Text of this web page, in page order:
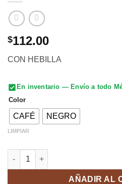
$112.00
CON HEBILLA
En inventario — Envío a todo
Color
CAFÉ NEGRO
LIMPIAR
CINTURON TRENZADO 35MM
AÑADIR AL